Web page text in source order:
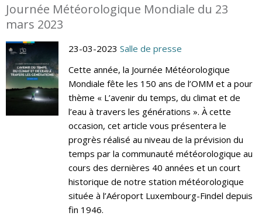
Journée Météorologique Mondiale du 23
mars 2023
23-03-2023 Salle de presse
Cette année, la Journée Météorologique
Mondiale fête les 150 ans de l’OMM et a pour
thème « L’avenir du temps, du climat et de
l’eau à travers les générations ». À cette
occasion, cet article vous présentera le
progrès réalisé au niveau de la prévision du
temps par la communauté météorologique au
cours des dernières 40 années et un court
historique de notre station météorologique
située à l’Aéroport Luxembourg-Findel depuis
fin 1946.